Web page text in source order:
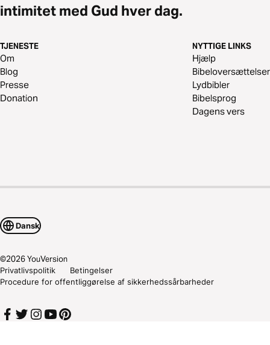
intimitet med Gud hver dag.
TJENESTE
Om
Blog
Presse
Donation
NYTTIGE LINKS
Hjælp
Bibeloversættelser
Lydbibler
Bibelsprog
Dagens vers
Dansk
©2026YouVersion
Privatlivspolitik
Betingelser
Procedure for offentliggørelse af sikkerhedssårbarheder